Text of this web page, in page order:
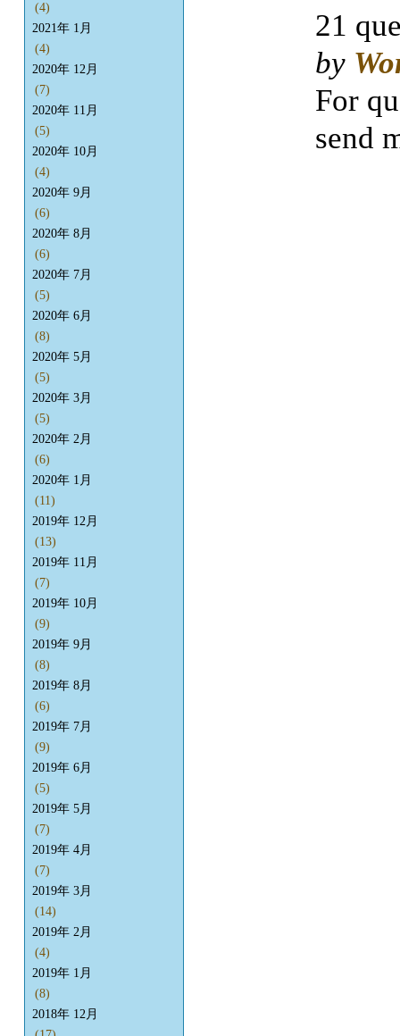
(4)
2021年 1月
(4)
2020年 12月
(7)
2020年 11月
(5)
2020年 10月
(4)
2020年 9月
(6)
2020年 8月
(6)
2020年 7月
(5)
2020年 6月
(8)
2020年 5月
(5)
2020年 3月
(5)
2020年 2月
(6)
2020年 1月
(11)
2019年 12月
(13)
2019年 11月
(7)
2019年 10月
(9)
2019年 9月
(8)
2019年 8月
(6)
2019年 7月
(9)
2019年 6月
(5)
2019年 5月
(7)
2019年 4月
(7)
2019年 3月
(14)
2019年 2月
(4)
2019年 1月
(8)
2018年 12月
21
by
For
send